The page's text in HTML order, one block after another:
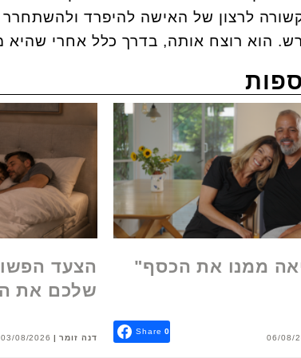
לרצון של האישה להיפרד ולהשתחרר
הוא רוצח אותה, בדרך כלל אחרי
ממנו את הכסף"
06/08/
Share 0
הצעד
שלכם את
דנה זומר 03/08/2026